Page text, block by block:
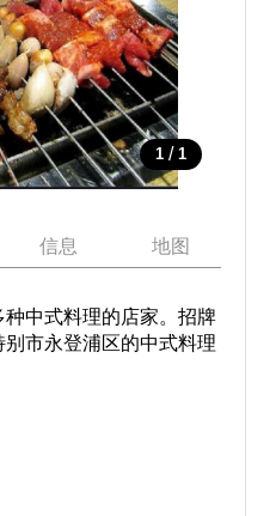
1 / 1
信息 地图
中式料理的店家。招牌
市永登浦区的中式料理